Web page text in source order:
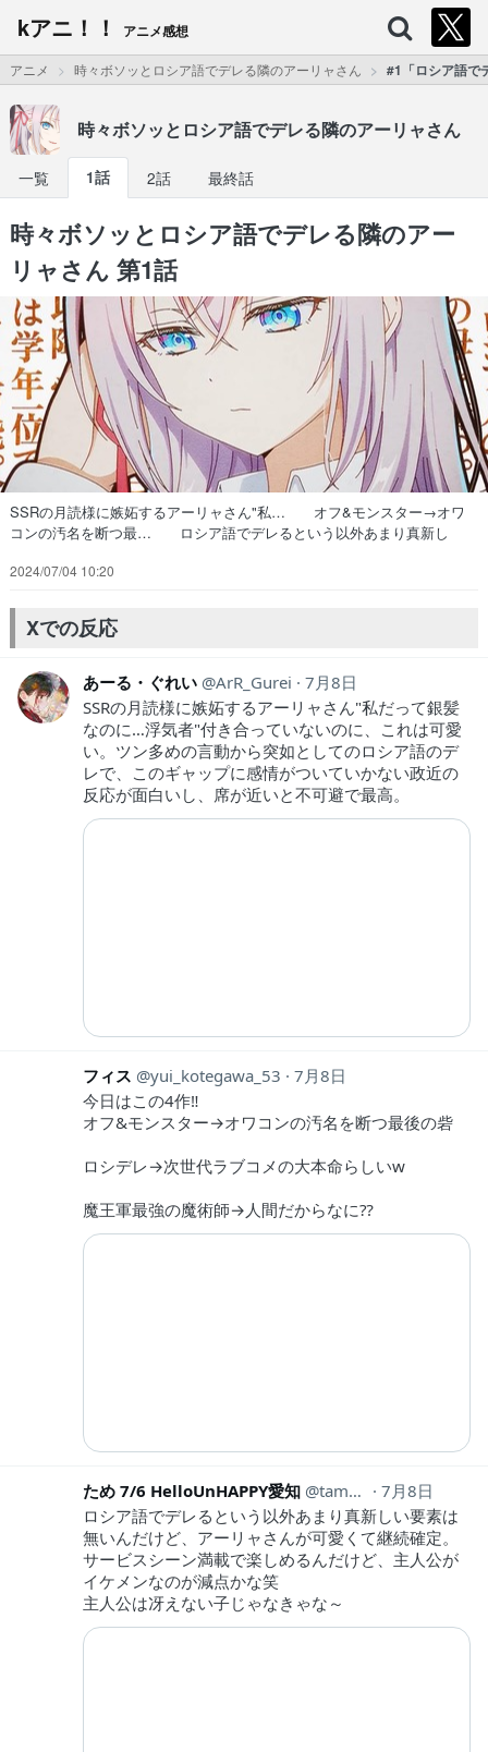
kアニ！！ アニメ感想
アニメ 時々ボソッとロシア語でデレる隣のアーリャさん #1「ロシア語で
時々ボソッとロシア語でデレる隣のアーリャさん
一覧 1話 2話 最終話
時々ボソッとロシア語でデレる隣のアー
リャさん 第1話
SSRの月読様に嫉妬するアーリャさん"私… オフ&モンスター→オワ
コンの汚名を断つ最… ロシア語でデレるという以外あまり真新し
たびたびロ… 原作読んだときに感じた、基本設定が無理あ… なん
いうスパイスが加… アーリャさんのロシデレで可愛いな素晴ら
し… 気になってた作品〜！EDいいっすねぇww…
2024/07/04 10:20
Xでの反応
あーる・ぐれい ArR_Gurei
7月8日
SSRの月読様に嫉妬するアーリャさん"私だって銀髪
なのに…浮気者"付き合っていないのに、これは可愛
い。ツン多めの言動から突如としてのロシア語のデ
レで、このギャップに感情がついていかない政近の
反応が面白いし、席が近いと不可避で最高。
フィス yui_kotegawa_53
7月8日
今日はこの4作‼︎
オフ&モンスター→オワコンの汚名を断つ最後の砦
ロシデレ→次世代ラブコメの大本命らしいw
魔王軍最強の魔術師→人間だからなに⁇
ため 7/6 HelloUnHAPPY愛知 tamechan_anime
7月8日
ロシア語でデレるという以外あまり真新しい要素は
無いんだけど、アーリャさんが可愛くて継続確定。
サービスシーン満載で楽しめるんだけど、主人公が
イケメンなのが減点かな笑
主人公は冴えない子じゃなきゃな～